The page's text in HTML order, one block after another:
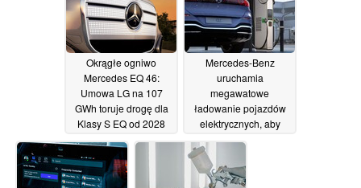
Okrągłe ogniwo
Mercedes EQ 46:
Umowa LG na 107
GWh toruje drogę dla
Klasy S EQ od 2028
roku12/09/2025
Mercedes-Benz
uruchamia
megawatowe
ładowanie pojazdów
elektrycznych, aby
rywalizować z Teslą i